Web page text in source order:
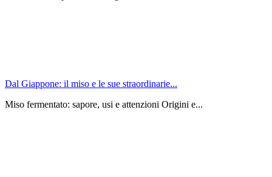
Dal Giappone: il miso e le sue straordinarie...
Miso fermentato: sapore, usi e attenzioni Origini e...